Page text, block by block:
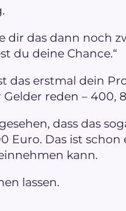
dir das dann noch
du deine Chance.“
erstmal dein
reden – 400,
dass das
Euro. Das ist schon
kann.
lassen.